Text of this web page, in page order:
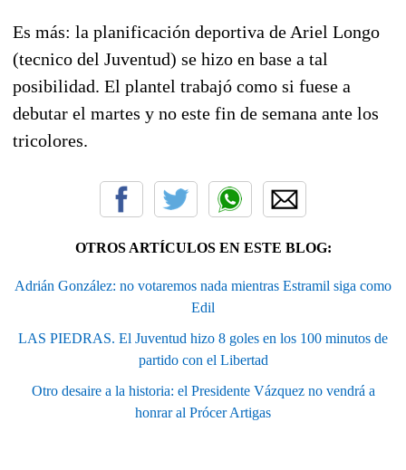
Es más: la planificación deportiva de Ariel Longo
(tecnico del Juventud) se hizo en base a tal
posibilidad. El plantel trabajó como si fuese a
debutar el martes y no este fin de semana ante los
tricolores.
OTROS ARTÍCULOS EN ESTE BLOG:
Adrián González: no votaremos nada mientras Estramil siga como
Edil
LAS PIEDRAS. El Juventud hizo 8 goles en los 100 minutos de
partido con el Libertad
Otro desaire a la historia: el Presidente Vázquez no vendrá a
honrar al Prócer Artigas